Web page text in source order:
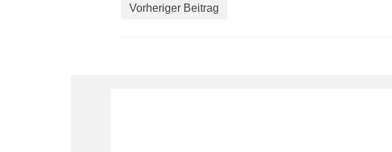
Vorheriger Beitrag